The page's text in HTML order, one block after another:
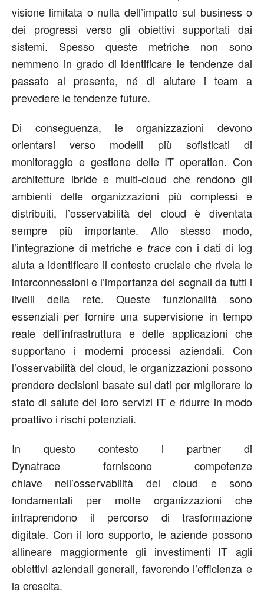
visione limitata o nulla dell’impatto sul business o
dei progressi verso gli obiettivi supportati dai
sistemi. Spesso queste metriche non sono
nemmeno in grado di identificare le tendenze dal
passato al presente, né di aiutare i team a
prevedere le tendenze future.
Di conseguenza, le organizzazioni devono
orientarsi verso modelli più sofisticati di
monitoraggio e gestione delle IT operation. Con
architetture ibride e multi-cloud che rendono gli
ambienti delle organizzazioni più complessi e
distribuiti, l’osservabilità del cloud è diventata
sempre più importante. Allo stesso modo,
l’integrazione di metriche e tracecon i dati di log
aiuta a identificare il contesto cruciale che rivela le
interconnessioni e l’importanza dei segnali da tutti i
livelli della rete. Queste funzionalità sono
essenziali per fornire una supervisione in tempo
reale dell’infrastruttura e delle applicazioni che
supportano i moderni processi aziendali. Con
l’osservabilità del cloud, le organizzazioni possono
prendere decisioni basate sui dati per migliorare lo
stato di salute dei loro servizi IT e ridurre in modo
proattivo i rischi potenziali.
In questo contesto i partner di
Dynatrace forniscono competenze
chiave nell’osservabilità del cloud e sono
fondamentali per molte organizzazioni che
intraprendono il percorso di trasformazione
digitale. Con il loro supporto, le aziende possono
allineare maggiormente gli investimenti IT agli
obiettivi aziendali generali, favorendo l’efficienza e
la crescita.